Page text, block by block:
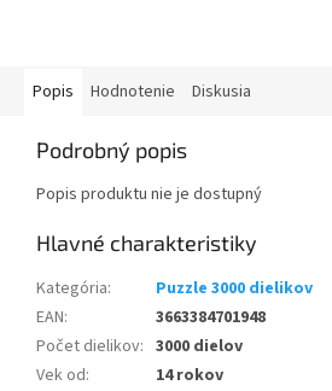
Popis Hodnotenie Diskusia
Podrobný popis
Popis produktu nie je dostupný
Kategória:
Puzzle 3000 dielikov
EAN:
3663384701948
Počet dielikov: 3000 dielov
Vek od:
14 rokov